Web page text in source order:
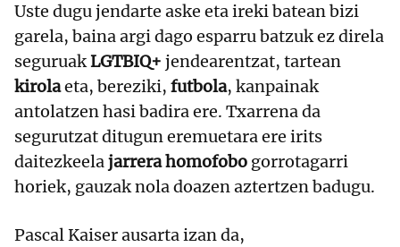
Uste dugu jendarte aske eta ireki batean bizi
garela, baina argi dago esparru batzuk ez direla
seguruakLGTBIQ+ jendearentzat, tartean
kirolaeta, bereziki, futbola, kanpainak
antolatzen hasi badira ere. Txarrena da
segurutzat ditugun eremuetara ere irits
daitezkeelajarrera homofobo gorrotagarri
horiek, gauzak nola doazen aztertzen badugu.
Pascal Kaiser ausarta izan da,